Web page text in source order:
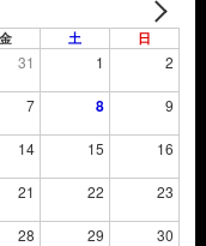
金 土 日
31 1 2
7 8 9
14 15 16
21 22 23
28 29 30